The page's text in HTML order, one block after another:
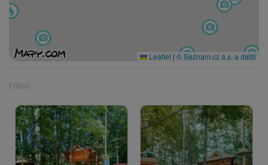
Leaflet | © Seznam.cz a.s. a další
Fotos